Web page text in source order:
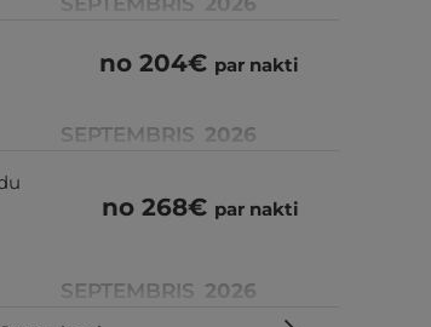
no 204€ par nakti
SEPTEMBRIS 2026
no 268€ par nakti
SEPTEMBRIS 2026